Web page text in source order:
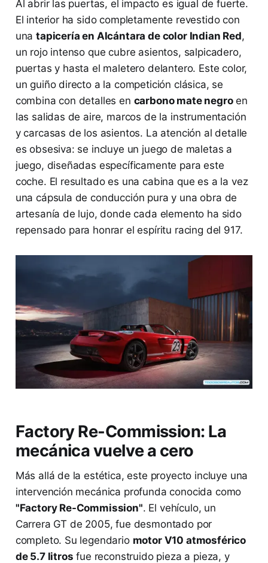
Al abrir las puertas, el impacto es igual de fuerte.
El interior ha sido completamente revestido con
unatapicería en Alcántara de color Indian Red,
un rojo intenso que cubre asientos, salpicadero,
puertas y hasta el maletero delantero. Este color,
un guiño directo a la competición clásica, se
combina con detalles en carbono mate negroen
las salidas de aire, marcos de la instrumentación
y carcasas de los asientos. La atención al detalle
es obsesiva: se incluye un juego de maletas a
juego, diseñadas específicamente para este
coche. El resultado es una cabina que es a la vez
una cápsula de conducción pura y una obra de
artesanía de lujo, donde cada elemento ha sido
repensado para honrar el espíritu racing del 917.
Factory Re-Commission: La
mecánica vuelve a cero
Más allá de la estética, este proyecto incluye una
intervención mecánica profunda conocida como
"Factory Re-Commission". El vehículo, un
Carrera GT de 2005, fue desmontado por
completo. Su legendario motor V10 atmosférico
de 5.7 litros fue reconstruido pieza a pieza, y